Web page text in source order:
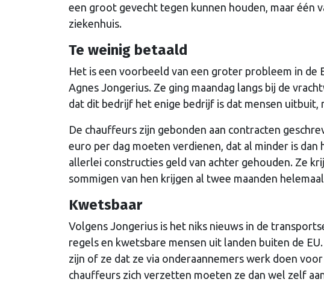
een groot gevecht tegen kunnen houden, maar één
ziekenhuis.
Te weinig betaald
Het is een voorbeeld van een groter probleem in
Agnes Jongerius. Ze ging maandag langs bij de
dat dit bedrijf het enige bedrijf is dat mensen uitbuit,
De chauffeurs zijn gebonden aan contracten
euro per dag moeten verdienen, dat al minder is
allerlei constructies geld van achter gehouden. Ze
sommigen van hen krijgen al twee maanden
Kwetsbaar
Volgens Jongerius is het niks nieuws in de
regels en kwetsbare mensen uit landen buiten de
zijn of ze dat ze via onderaannemers werk doen
chauffeurs zich verzetten moeten ze dan wel zelf